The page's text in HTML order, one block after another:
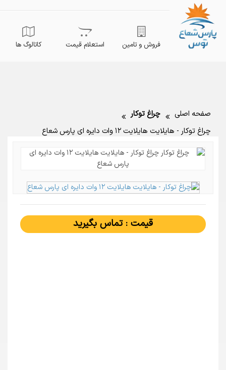
فروش و تامین استعلام قیمت کاتالوگ ها
صفحه اصلی
چراغ توکار
چراغ توکار - هایلایت هایلایت ۱۲ وات دایره ای پارس شعاع
قیمت : تماس بگیرید